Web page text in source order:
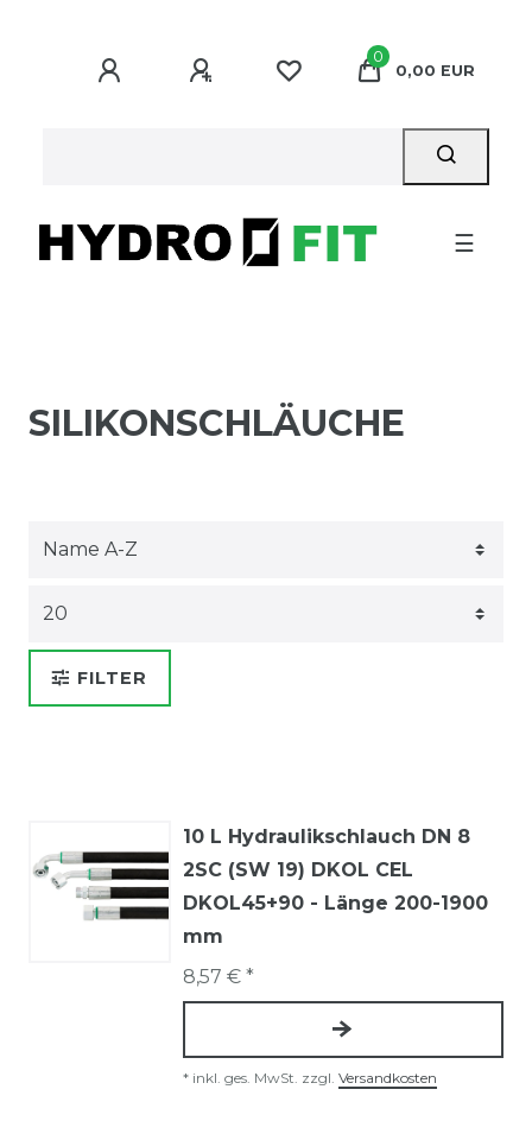
0
0,00 EUR
☰
SILIKONSCHLÄUCHE
FILTER
10 L Hydraulikschlauch DN 8
2SC (SW 19) DKOL CEL
DKOL45+90 - Länge 200-1900
mm
8,57 € *
* inkl. ges. MwSt. zzgl. Versandkosten